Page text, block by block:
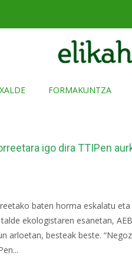
FORMAKUNTZA
igo dira TTIPen
baten horma eskalatu
ekologistaren esanetan,
arloetan, besteak beste.